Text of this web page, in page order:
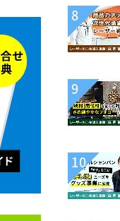
8
9
10